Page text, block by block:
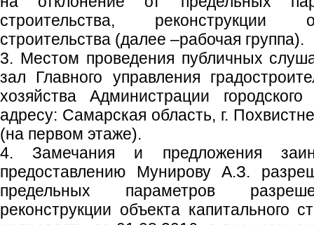
строительства, реконструкции
строительства (далее –рабочая группа).
3. Местом проведения публичных
зал Главного управления
хозяйства Администрации
адресу: Самарская область, г.
(на первом этаже).
4. Замечания и предложения
предоставлению Мунирову А.З.
предельных параметров
реконструкции объекта капитального